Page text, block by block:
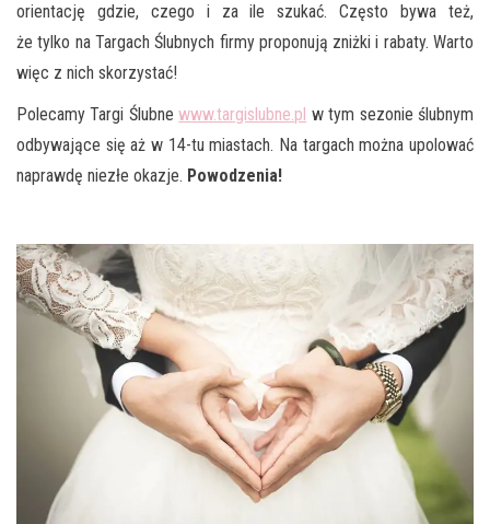
orientację gdzie, czego i za ile szukać. Często bywa też,
że tylko na Targach Ślubnych firmy proponują zniżki i rabaty. Warto
więc z nich skorzystać!
Polecamy Targi Ślubnewww.targislubne.pl w tym sezonie ślubnym
odbywające się aż w 14-tu miastach. Na targach można upolować
naprawdę niezłe okazje. Powodzenia!